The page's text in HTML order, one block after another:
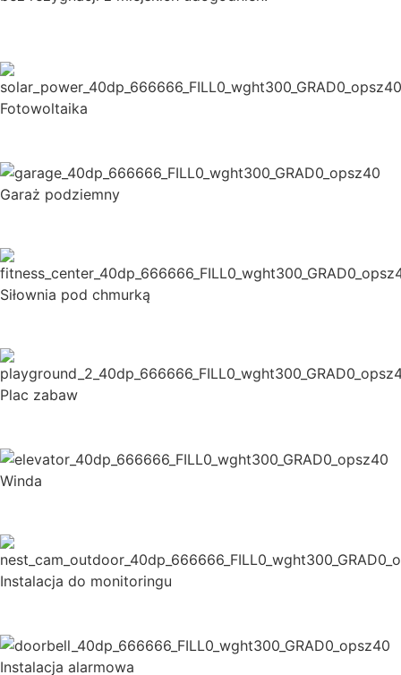
Fotowoltaika
Garaż podziemny
Siłownia pod chmurką
Plac zabaw
Winda
Instalacja do monitoringu
Instalacja alarmowa